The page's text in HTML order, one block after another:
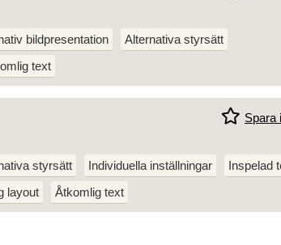
bildpresentation
Alternativa styrsätt
text
Spara
styrsätt Individuella inställningar
Inspelad
layout Åtkomlig text